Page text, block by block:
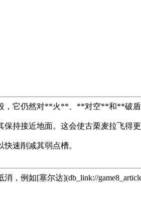
，它仍然对**火**、**对空**和**破盾
持接近地面。这会使古栗麦拉飞得
速削减其弱点槽。
，例如[塞尔达](db_link://